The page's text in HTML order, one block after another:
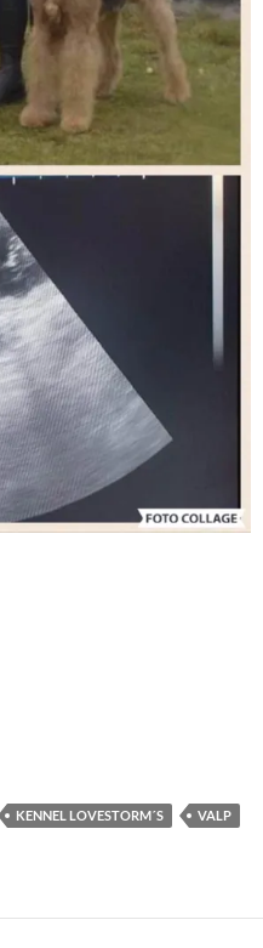
KENNEL LOVESTORM´S
VALP